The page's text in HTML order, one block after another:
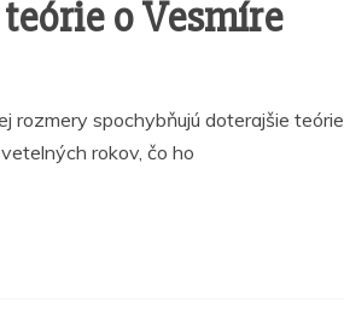
o Vesmíre
rozmery spochybňujú doterajšie teórie
rokov, čo ho